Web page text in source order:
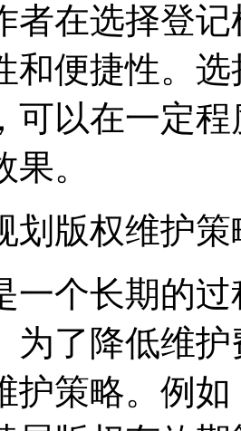
者在选择登
和便捷性。
可以在一定
。
划版权维护策
一个长期的
为了降低维
护策略。例